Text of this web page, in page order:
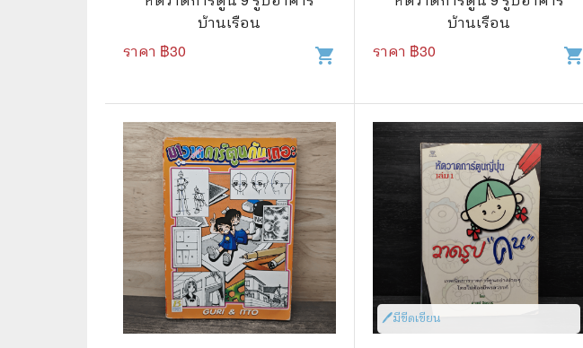
บ้านเรือน
ราคา ฿30 shopping_cart
บ้านเรือน
ราคา ฿30 shopping_cart
🖊️มีขีดเขียน
🛖 วรรณคดีไทย นิทานพื้นบ้าน
👩‍🦳 นิยายไทยรุ่นเก่า
🏵️ บทกวี บทกลอน
🏞️ นิยายภาพ
👨‍❤️‍👨 นิยายวาย นิยายยูริ
✍️ นิยายฟิคชั่น
🌏 นิยายแปล
🏰 วรรณกรรมเยาวชน
☘️ สนพ.รักพิมพ์ Luckpim
🔵 สนพ.Phoenix Next
🏳️‍🌈 สนพ.หมึกจีน
🟩 สนพ.บงกช
☀️ สนพ.วิบูลย์กิจ
🟦 สนพ.เนชั่น
⭕ สนพ.สยามอินเตอร์
🔴 สนพ.บูรพัฒน์
🔲 สนพ.Zenshu